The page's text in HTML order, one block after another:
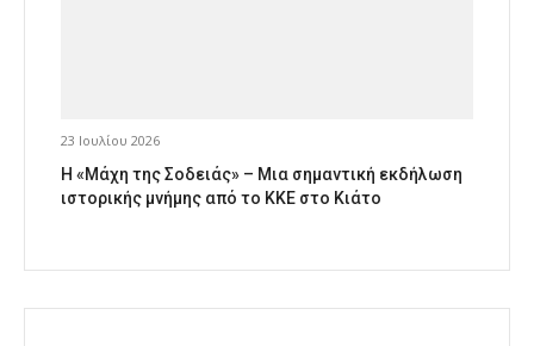
23 Ιουλίου 2026
Η «Μάχη της Σοδειάς» – Μια σημαντική εκδήλωση
ιστορικής μνήμης από το ΚΚΕ στο Κιάτο